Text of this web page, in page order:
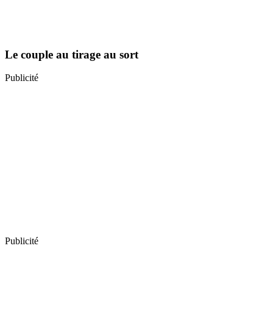
Le couple au tirage au sort
Publicité
Publicité